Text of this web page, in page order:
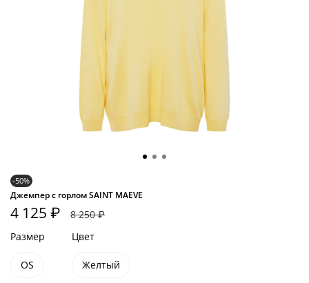
-50%
Джемпер с горлом SAINT MAEVE
4 125 ₽
8 250 ₽
Размер
OS
Цвет
Желтый